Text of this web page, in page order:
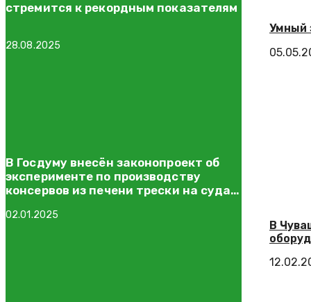
Умный
В
стремится к рекордным показателям
28.08.2025
В Госдуму внесён законопроект об
эксперименте по производству
консервов из печени трески на судах
02.01.2025